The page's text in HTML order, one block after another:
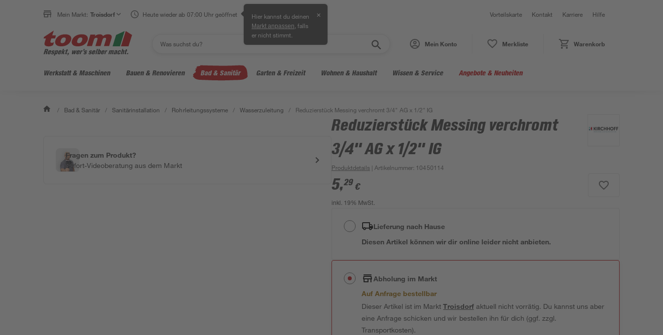
Mein Markt: Troisdorf Heute wieder ab 07:00 Uhr geöffnet Hier kannst du deinen
Markt anpassen , falls
er nicht stimmt.
✕ Vorteilskarte Kontakt Karriere Hilfe
Mein Konto Merkliste Warenkorb
Werkstatt & Maschinen Bauen & Renovieren Bad & Sanitär Garten & Freizeit Wohnen & Haushalt Wissen & Service Angebote & Neuheiten
/ Bad & Sanitär / Sanitärinstallation / Rohrleitungssysteme / Wasserzuleitung / Reduzierstück Messing verchromt 3/4" AG x 1/2" IG
Fragen zum Produkt?
Sofort-Videoberatung aus dem Markt
Reduzierstück Messing verchromt
3/4" AG x 1/2" IG
Produktdetails | Artikelnummer: 10450114
5,29 €
inkl. 19% MwSt.
Lieferung nach Hause
Diesen Artikel können wir dir online leider nicht anbieten.
Abholung im Markt
Auf Anfrage bestellbar
Dieser Artikel ist im MarktTroisdorfaktuell nicht vorrätig. Du kannst uns aber
eine Anfrage schicken und wir bestellen ihn für dich (ggf. zzgl.
Transportkosten).